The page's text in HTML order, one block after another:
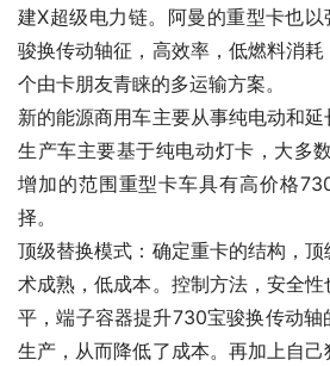
建X超级电力链。阿曼的重型卡也
骏换传动轴征，高效率，低燃料消
个由卡朋友青睐的多运输方案。
新的能源商用车主要从事纯电动和
生产车主要基于纯电动灯卡，大多
增加的范围重型卡车具有高价格
择。
顶级替换模式：确定重卡的结构，
术成熟，低成本。控制方法，安全
平，端子容器提升730宝骏换传动
生产，从而降低了成本。再加上自